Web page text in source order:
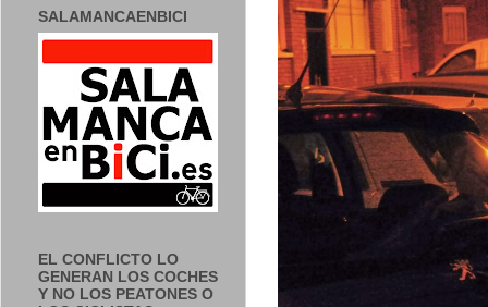
SALAMANCAENBICI
EL CONFLICTO LO
GENERAN LOS COCHES
Y NO LOS PEATONES O